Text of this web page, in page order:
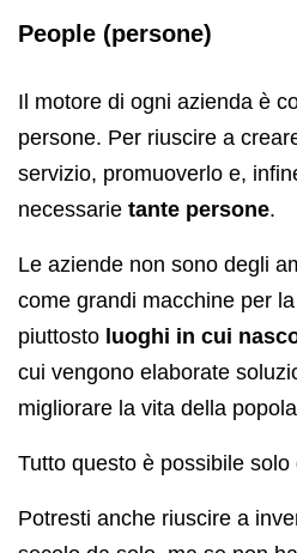
People (persone)
Il motore di ogni azienda è
persone. Per riuscire a
servizio, promuoverlo e,
necessarie tante persone.
Le aziende non sono degli
come grandi macchine per
piuttosto luoghi in cui
cui vengono elaborate
migliorare la vita della
Tutto questo è possibile
Potresti anche riuscire a